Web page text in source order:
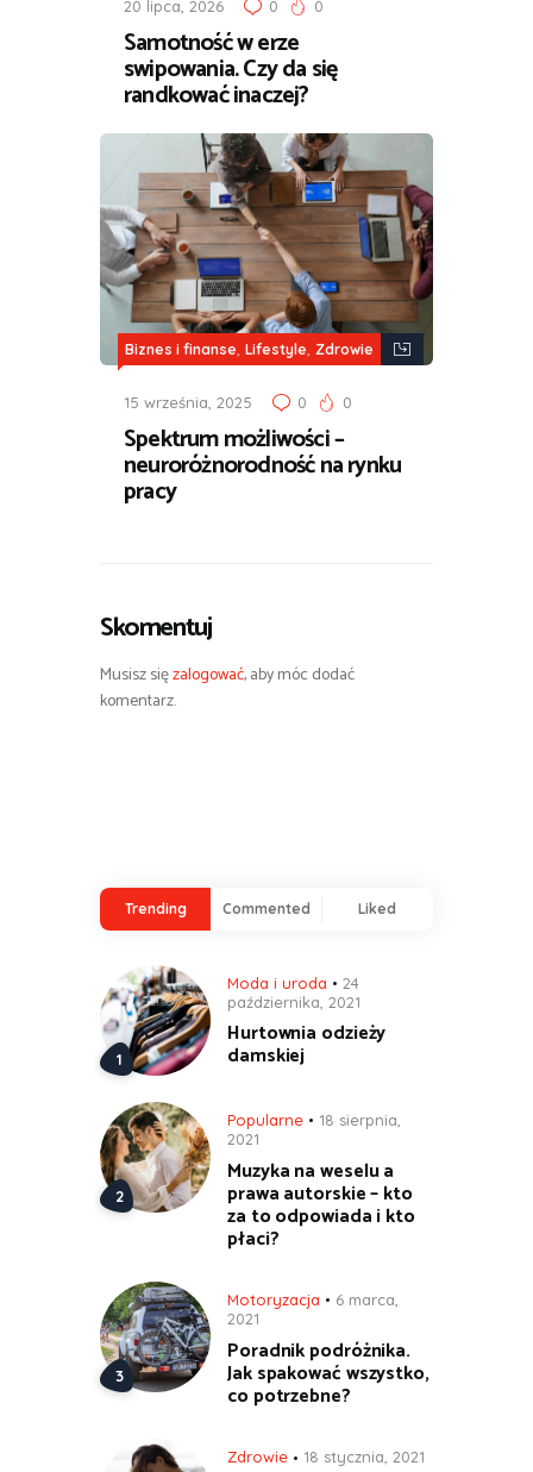
20 lipca, 2026 0 0
Samotność w erze
swipowania. Czy da się
randkować inaczej?
Biznes i finanse, Lifestyle, Zdrowie
15 września, 2025 0 0
Spektrum możliwości –
neuroróżnorodność na rynku
pracy
Skomentuj
Musisz sięzalogować, aby móc dodać
komentarz.
Trending Commented Liked
Moda i uroda
24
października, 2021
Hurtownia odzieży
damskiej
Popularne
18 sierpnia,
2021
Muzyka na weselu a
prawa autorskie – kto
za to odpowiada i kto
płaci?
Motoryzacja
6 marca,
2021
Poradnik podróżnika.
Jak spakować wszystko,
co potrzebne?
Zdrowie 18 stycznia, 2021